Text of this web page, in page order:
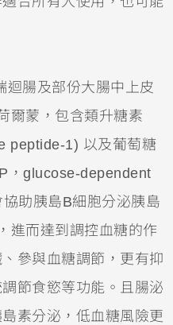
迴腸及部份大腸中上皮
爾蒙，包含類升糖素
peptide-1) 以及葡萄糖
，glucose-dependent
助胰島B細胞分泌胰島
進而達到調控血糖的作
參與血糖調節，更有抑
節食慾等功能。且腸泌
素分泌，低血糖風險更